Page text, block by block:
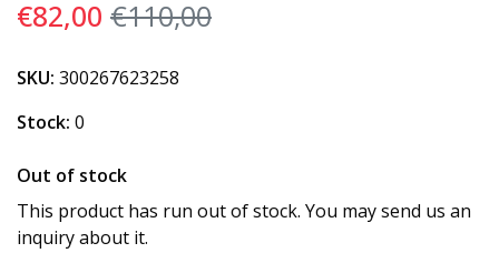
€82,00 €110,00
SKU: 300267623258
Stock: 0
Out of stock
This product has run out of stock. You may send us an
inquiry about it.